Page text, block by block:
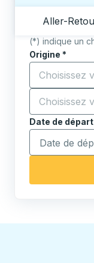
Aller-
(*) indique un
Origine *
Commencez
Destination*
Commencez
Date de départ
Tapez la date